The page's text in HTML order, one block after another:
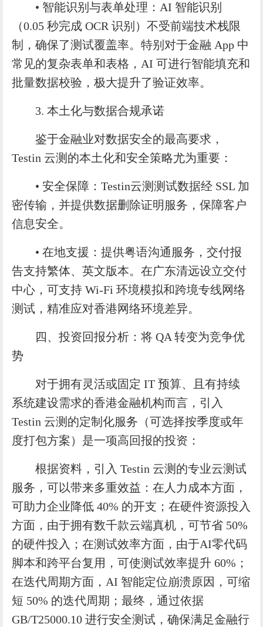
• 智能识别与表单处理：AI 智能识别
（0.05 秒完成 OCR 识别）不受前端技术栈限
制，确保了测试覆盖率。特别对于金融 App 中
常见的复杂表单和表格，AI 可进行智能填充和
批量数据校验，极大提升了验证效率。
3. 本土化与数据合规承诺
鉴于金融业对数据安全的最高要求，
Testin 云测的本土化和安全策略尤为重要：
• 安全保障：Testin云测测试数据经 SSL 加
密传输，并提供数据删除证明服务，保障客户
信息安全。
• 在地支援：提供粤语沟通服务，交付报
告支持繁体、英文版本。在广东清远设立交付
中心，可支持 Wi-Fi 环境模拟和跨境专线网络
测试，精准应对香港网络环境差异。
四、投资回报分析：将 QA 转变为竞争优
势
对于拥有灵活或固定 IT 预算、且有持续
系统建设需求的香港金融机构而言，引入
Testin 云测的定制化服务（可选择按季度或年
度打包方案）是一项高回报的投资：
根据资料，引入 Testin 云测的专业云测试
服务，可以带来多重效益：在人力成本方面，
可助力企业降低 40% 的开支；在硬件资源投入
方面，由于拥有数千款云端真机，可节省 50%
的硬件投入；在测试效率方面，由于AI零代码
脚本和跨平台复用，可使测试效率提升 60%；
在迭代周期方面，AI 智能定位崩溃原因，可缩
短 50% 的迭代周期；最终，通过依据
GB/T25000.10 进行安全测试，确保满足金融行